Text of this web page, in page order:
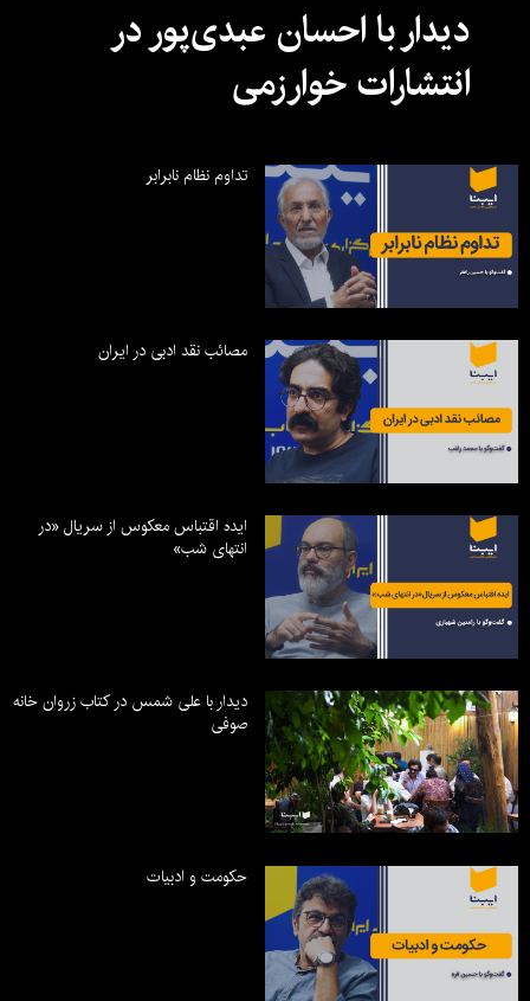
دیدار با احسان عبدی‌پور در
انتشارات خوارزمی
تداوم نظام نابرابر
مصائب نقد ادبی در ایران
ایده اقتباس معکوس از سریال «در
انتهای شب»
دیدار با علی شمس در کتاب زروان خانه
صوفی
حکومت و ادبیات